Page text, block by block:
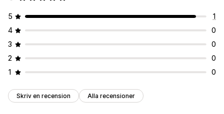
5
1
4
0
3
0
2
0
1
0
Skriv en recension Alla recensioner